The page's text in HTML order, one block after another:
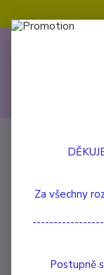
a
Za všechny
Postupně